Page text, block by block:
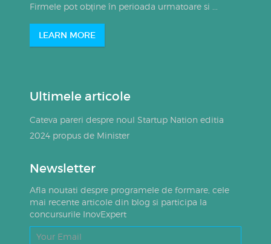
Firmele pot obține în perioada urmatoare si ...
LEARN MORE
Ultimele articole
Cateva pareri despre noul Startup Nation editia
2024 propus de Minister
Newsletter
Afla noutati despre programele de formare, cele
mai recente articole din blog si participa la
concursurile InovExpert